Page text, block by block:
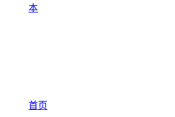
本
首页